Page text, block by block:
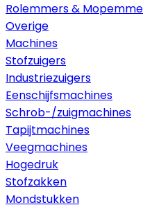
Rolemmers &
Overige
Machines
Stofzuigers
Industriezuigers
Eenschijfsmachines
Schrob-/zuigmachines
Tapijtmachines
Veegmachines
Hogedruk
Stofzakken
Mondstukken